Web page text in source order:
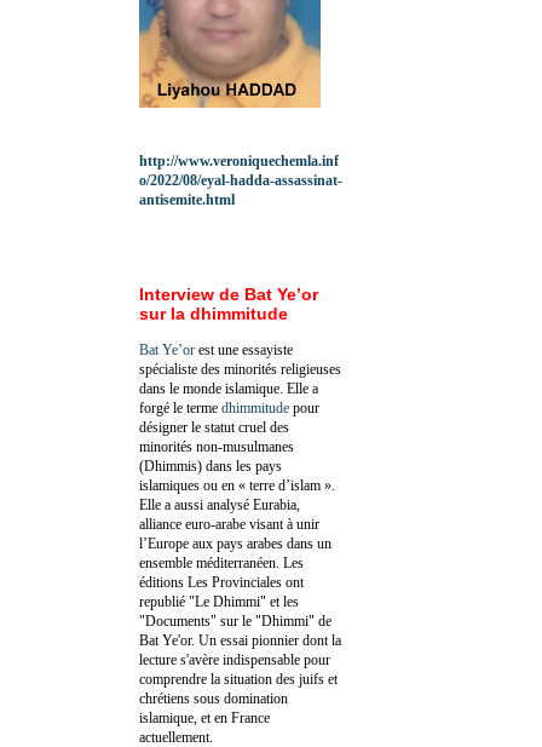
http://www.veroniquechemla.inf
o/2022/08/eyal-hadda-assassinat-
antisemite.html
Interview de Bat Ye’or
sur la dhimmitude
Bat Ye’or est une essayiste
spécialiste des minorités religieuses
dans le monde islamique. Elle a
forgé le terme dhimmitude pour
désigner le statut cruel des
minorités non-musulmanes
(Dhimmis) dans les pays
islamiques ou en « terre d’islam ».
Elle a aussi analysé Eurabia,
alliance euro-arabe visant à unir
l’Europe aux pays arabes dans un
ensemble méditerranéen. Les
éditions Les Provinciales ont
republié "Le Dhimmi" et les
"Documents" sur le "Dhimmi" de
Bat Ye'or. Un essai pionnier dont la
lecture s'avère indispensable pour
comprendre la situation des juifs et
chrétiens sous domination
islamique, et en France
actuellement.